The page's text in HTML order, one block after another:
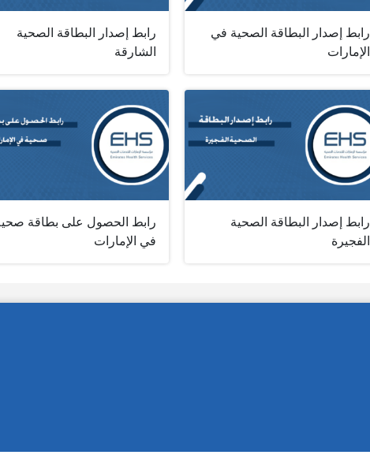
رابط إصدار البطاقة الصحية في
الإمارات
رابط إصدار البطاقة الصحية
الشارقة
رابط إصدار البطاقة الصحية
الفجيرة
رابط الحصول على بطاقة
في الإمارات